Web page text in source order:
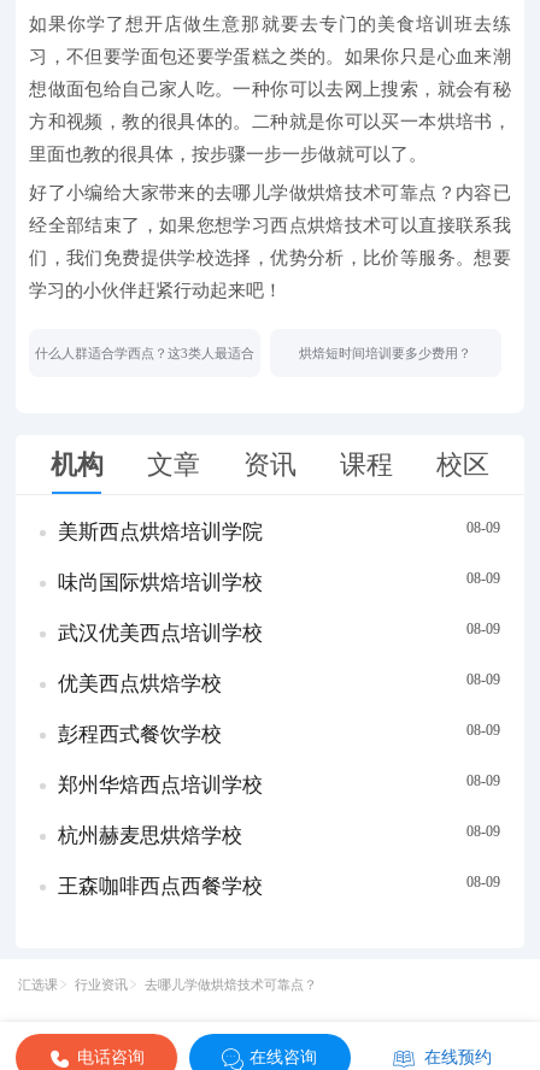
如果你学了想开店做生意那就要去专门的美食培训班去练
习，不但要学面包还要学蛋糕之类的。如果你只是心血来潮
想做面包给自己家人吃。一种你可以去网上搜索，就会有秘
方和视频，教的很具体的。二种就是你可以买一本烘培书，
里面也教的很具体，按步骤一步一步做就可以了。
好了小编给大家带来的去哪儿学做烘焙技术可靠点？内容已
经全部结束了，如果您想学习西点烘焙技术可以直接联系我
们，我们免费提供学校选择，优势分析，比价等服务。想要
学习的小伙伴赶紧行动起来吧！
什么人群适合学西点？这3类人最适合 烘焙短时间培训要多少费用？
机构 文章 资讯 课程 校区
美斯西点烘焙培训学院 08-09
味尚国际烘焙培训学校 08-09
武汉优美西点培训学校 08-09
优美西点烘焙学校 08-09
彭程西式餐饮学校 08-09
郑州华焙西点培训学校 08-09
杭州赫麦思烘焙学校 08-09
王森咖啡西点西餐学校 08-09
汇选课 行业资讯 去哪儿学做烘焙技术可靠点？
电话咨询 在线咨询 在线预约